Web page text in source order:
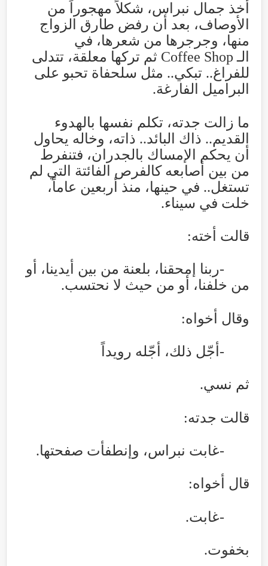
أخذ جمال نبراس، شكلاً مهجوراً من
الأوصاف، بعد أن رفض طارق الزواج
منها، وجرجرها من شعرها، في
الـCoffee Shop ثم تركها معلقة، تتدلى
للفراغ.. تبكي.. مثل سلحفاة تحبو على
البراميل الفارغة.
ما زالت جدته، تكلم نفسها بالهدوء
القديم.. ذاك البائد.. ذاته، وخاله يحاول
أن يحكم الإمساك بالجدران، فتنفرط
من بين أصابعه كالفرص الفائتة التي لم
تستغل.. في حينها، منذ أربعين عاماً،
خلت في سيناء.
قالت أخته:
-ربنا إمحقنا، بلعنة من بين أيدينا، أو
من خلفنا، أو من حيث لا نحتسب.
وقال أخواه:
- أجّل ذلك، أجّله رويداً
ثم نسي.
قالت جدته:
-غابت نبراس، وإنطفأت صفحتها.
قال أخواه:
-غابت.
بخفوت.